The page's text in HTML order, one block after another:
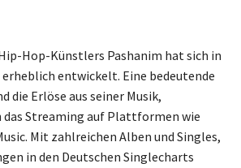
Hop-Künstlers Pashanim hat sich in
entwickelt. Eine bedeutende
die Erlöse aus seiner Musik,
das Streaming auf Plattformen wie
Mit zahlreichen Alben und Singles,
in den Deutschen Singlecharts